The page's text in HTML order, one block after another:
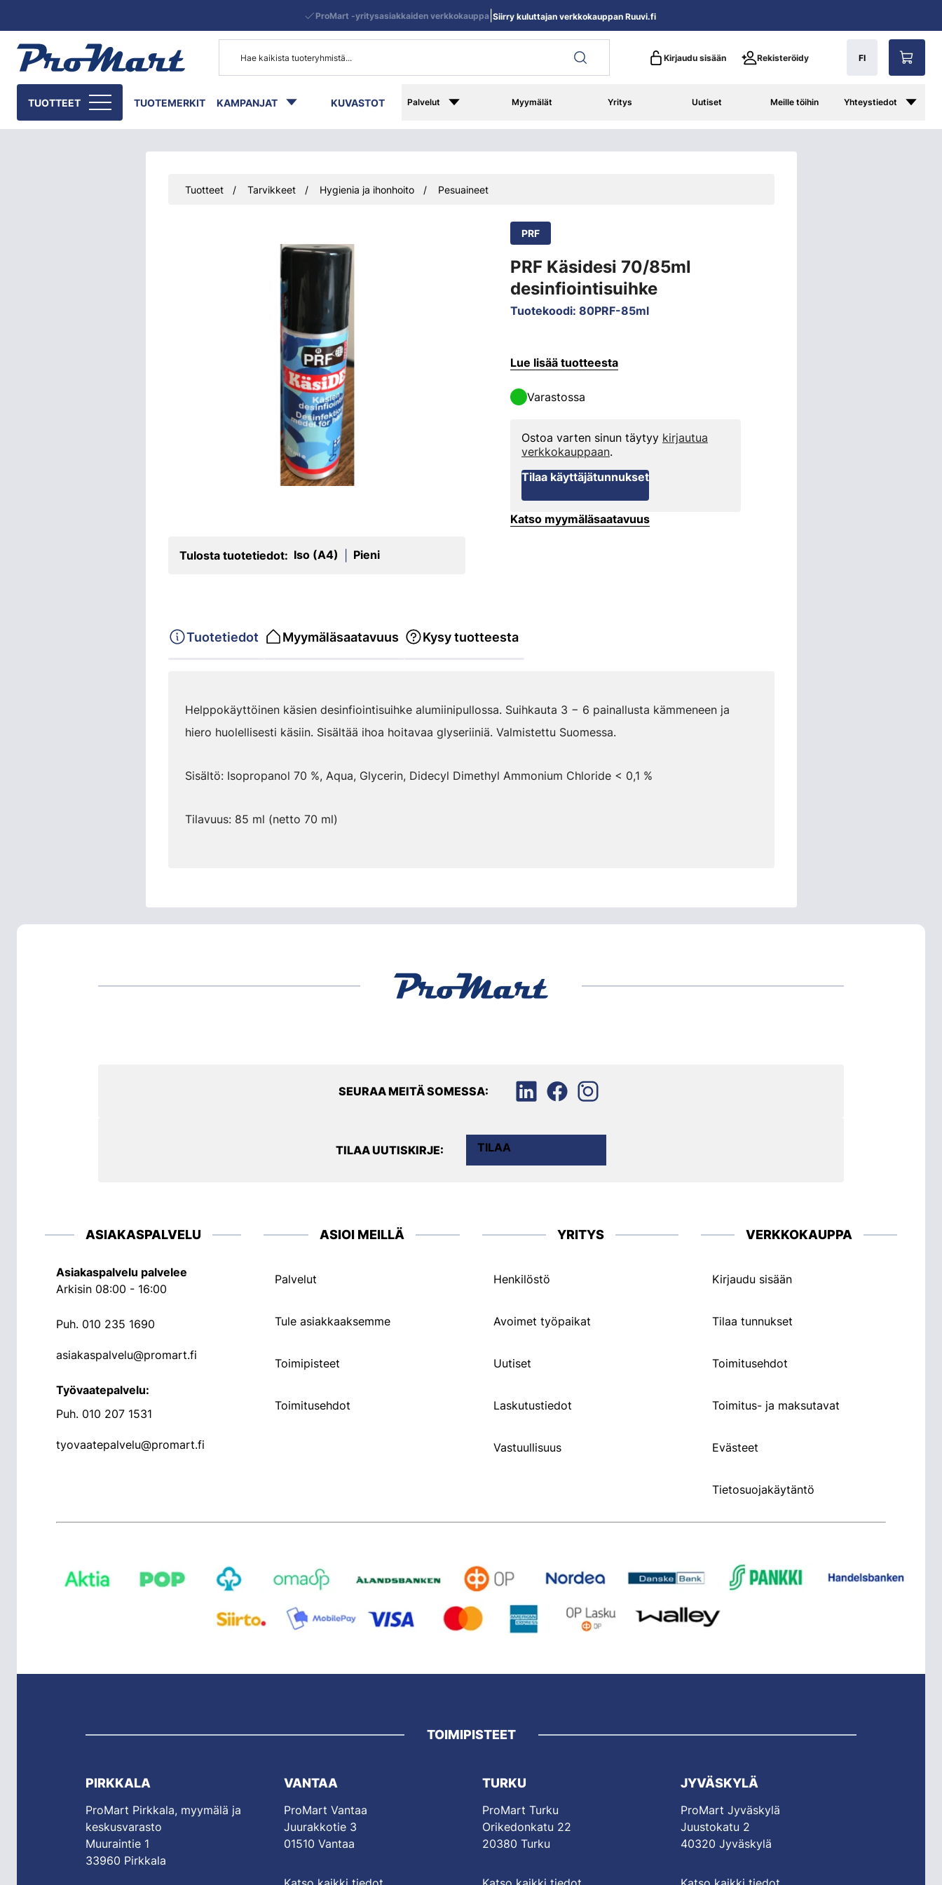
Kirjaudu sisään Rekisteröidy FI
TUOTTEET TUOTEMERKIT KAMPANJAT KUVASTOT Palvelut Myymälät Yritys Uutiset Meille töihin Yhteystiedot
ProMart -yritysasiakkaiden verkkokauppa| Siirry kuluttajan verkkokauppan Ruuvi.fi
Tuotteet Tarvikkeet Hygienia ja ihonhoito Pesuaineet
PRF
PRF Käsidesi 70/85ml
desinfiointisuihke
Tuotekoodi: 80PRF-85ml
Tulosta tuotetiedot: Iso (A4) Pieni
Lue lisää tuotteesta
Varastossa
Ostoa varten sinun täytyy kirjautua
verkkokauppaan.
Tilaa käyttäjätunnukset
Katso myymäläsaatavuus
Tuotetiedot Myymäläsaatavuus Kysy tuotteesta
Helppokäyttöinen käsien desinfiointisuihke alumiinipullossa. Suihkauta 3 − 6 painallusta kämmeneen ja
hiero huolellisesti käsiin. Sisältää ihoa hoitavaa glyseriiniä. Valmistettu Suomessa.
Sisältö: Isopropanol 70 %, Aqua, Glycerin, Didecyl Dimethyl Ammonium Chloride < 0,1 %
Tilavuus: 85 ml (netto 70 ml)
SEURAA MEITÄ SOMESSA:
TILAA UUTISKIRJE: TILAA
ASIAKASPALVELU
Asiakaspalvelu palvelee
Arkisin 08:00 - 16:00
Puh. 010 235 1690
asiakaspalvelu@promart.fi
Työvaatepalvelu:
Puh. 010 207 1531
tyovaatepalvelu@promart.fi
ASIOI MEILLÄ
Palvelut
Tule asiakkaaksemme
Toimipisteet
Toimitusehdot
YRITYS
Henkilöstö
Avoimet työpaikat
Uutiset
Laskutustiedot
Vastuullisuus
VERKKOKAUPPA
Kirjaudu sisään
Tilaa tunnukset
Toimitusehdot
Toimitus- ja maksutavat
Evästeet
Tietosuojakäytäntö
TOIMIPISTEET
PIRKKALA
ProMart Pirkkala, myymälä ja
keskusvarasto
Muuraintie 1
33960 Pirkkala
VANTAA
ProMart Vantaa
Juurakkotie 3
01510 Vantaa
TURKU
ProMart Turku
Orikedonkatu 22
20380 Turku
JYVÄSKYLÄ
ProMart Jyväskylä
Juustokatu 2
40320 Jyväskylä